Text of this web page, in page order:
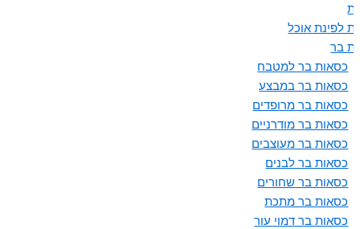
לפינת אוכל
בר
כסאות בר למטבח
כסאות בר במבצע
כסאות בר מרופדים
כסאות בר מודרניים
כסאות בר מעוצבים
כסאות בר לבנים
כסאות בר שחורים
כסאות בר מתכת
כסאות בר דמוי עור